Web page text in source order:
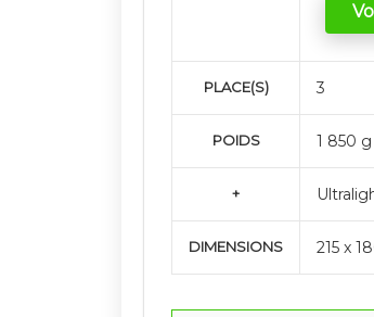
PLACE(S)
POIDS
+
DIMENSIONS
3
1 850 g
215 x